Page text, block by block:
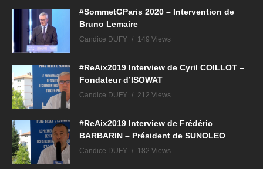
#SommetGParis 2020 – Intervention de
Bruno Lemaire
Candice DUFY 149 Views
#ReAix2019 Interview de Cyril COILLOT –
Fondateur d’ISOWAT
Candice DUFY 212 Views
#ReAix2019 Interview de Frédéric
BARBARIN – Président de SUNOLEO
Candice DUFY 182 Views